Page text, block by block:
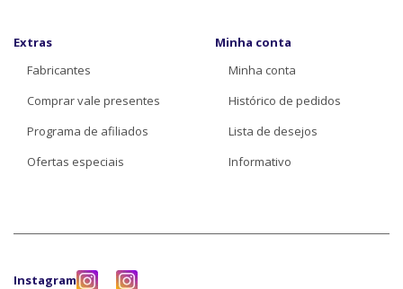
Extras
Fabricantes
Comprar vale presentes
Programa de afiliados
Ofertas especiais
Minha conta
Minha conta
Histórico de pedidos
Lista de desejos
Informativo
Instagram